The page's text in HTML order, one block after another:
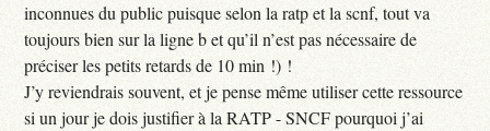
inconnues du public puisque selon la ratp et la scnf, tout va
toujours bien sur la ligne b et qu’il n’est pas nécessaire de
préciser les petits retards de 10 min !) !
J’y reviendrais souvent, et je pense même utiliser cette ressource
si un jour je dois justifier à la RATP - SNCF pourquoi j’ai